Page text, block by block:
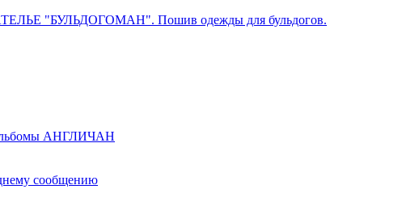
"БУЛЬДОГОМАН". Пошив одежды для бульдогов.
АНГЛИЧАН
сообщению